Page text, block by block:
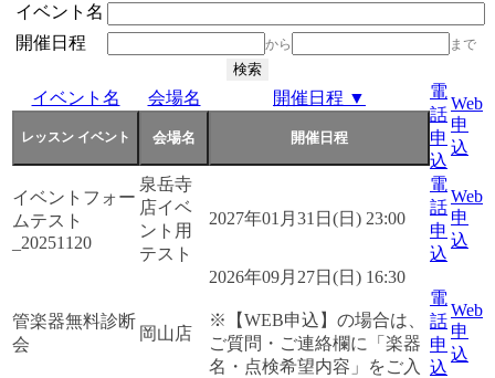
イベント名
開催日程
から まで
イベント名 会場名 開催日程 ▼
電
話
申
込
Web
申
込
イベントフォー
ムテスト
_20251120
泉岳寺
店イベ
ント用
テスト
2027年01月31日(日) 23:00
電
話
申
込
Web
申
込
管楽器無料診断
会
岡山店
2026年09月27日(日) 16:30
※【WEB申込】の場合は、
ご質問・ご連絡欄に「楽器
名・点検希望内容」をご入
電
話
申
込
Web
申
込